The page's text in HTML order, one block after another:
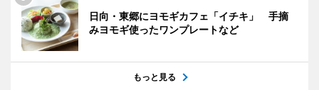
日向・東郷にヨモギカフェ「イチキ」 手摘
みヨモギ使ったワンプレートなど
もっと見る